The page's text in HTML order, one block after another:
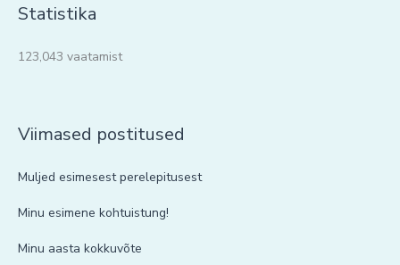
Statistika
123,043 vaatamist
Viimased postitused
Muljed esimesest perelepitusest
Minu esimene kohtuistung!
Minu aasta kokkuvõte